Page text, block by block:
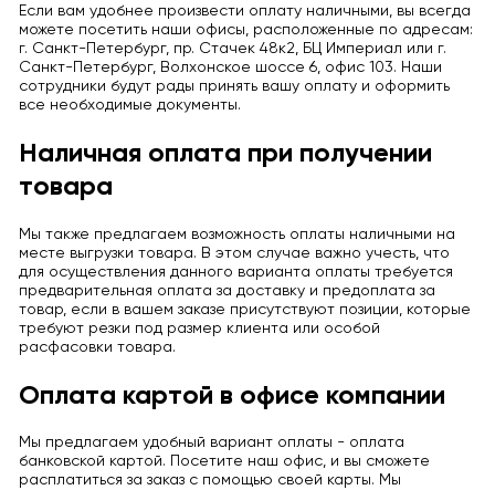
Если вам удобнее произвести оплату наличными, вы всегда
можете посетить наши офисы, расположенные по адресам:
г. Санкт-Петербург, пр. Стачек 48к2, БЦ Империал или г.
Санкт-Петербург, Волхонское шоссе 6, офис 103. Наши
сотрудники будут рады принять вашу оплату и оформить
все необходимые документы.
Наличная оплата при получении
товара
Мы также предлагаем возможность оплаты наличными на
месте выгрузки товара. В этом случае важно учесть, что
для осуществления данного варианта оплаты требуется
предварительная оплата за доставку и предоплата за
товар, если в вашем заказе присутствуют позиции, которые
требуют резки под размер клиента или особой
расфасовки товара.
Оплата картой в офисе компании
Мы предлагаем удобный вариант оплаты - оплата
банковской картой. Посетите наш офис, и вы сможете
расплатиться за заказ с помощью своей карты. Мы